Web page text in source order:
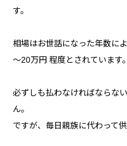
す。
相場はお世話になった年数に
～20万円 程度とされています。
必ずしも払わなければならな
ん。
ですが、毎日親族に代わって